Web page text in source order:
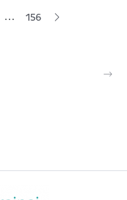
… 156